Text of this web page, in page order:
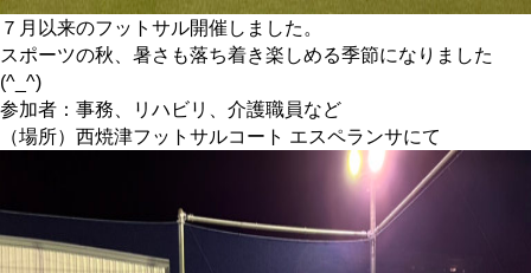
７月以来のフットサル開催しました。
スポーツの秋、暑さも落ち着き楽しめる季節になりました
(^_^)
参加者：事務、リハビリ、介護職員など
（場所）西焼津フットサルコート エスペランサにて